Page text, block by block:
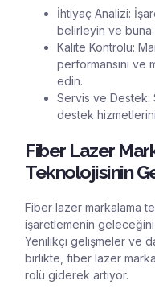
İhtiyaç Analizi:
belirleyin ve buna
Kalite Kontrolü:
performansını ve
edin.
Servis ve Destek:
destek
Fiber Lazer
Teknolojisinin
Fiber lazer markalama
işaretlemenin
Yenilikçi gelişmeler ve
birlikte, fiber lazer
rolü giderek artıyor.